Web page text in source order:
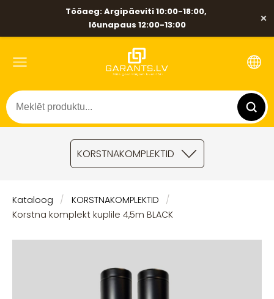
Tööaeg: Argipäeviti 10:00-18:00,
lõunapaus 12:00-13:00
×
KORSTNAKOMPLEKTID
Kataloog
KORSTNAKOMPLEKTID
Korstna komplekt kuplile 4,5m BLACK